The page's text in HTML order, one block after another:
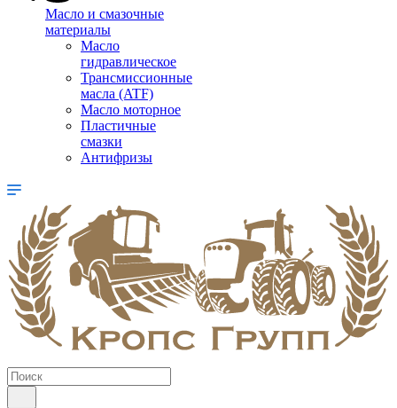
Масло и смазочные
материалы
Масло
гидравлическое
Трансмиссионные
масла (ATF)
Масло моторное
Пластичные
смазки
Антифризы